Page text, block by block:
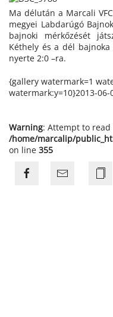
Ma délután a Marcali
megyei Labdarúgó
bajnoki mérkőzését
Kéthely és a dél
nyerte 2:0 –ra.
{gallery watermark=1
watermark:y=10}2013-
Warning: Attempt to
/home/marcalip/
on line 355